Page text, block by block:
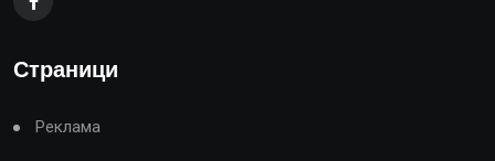
Страници
Реклама